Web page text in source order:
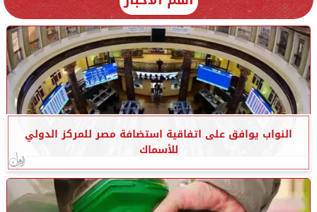
النواب يوافق على اتفاقية استضافة مصر للمركز الدولي
للأسماك